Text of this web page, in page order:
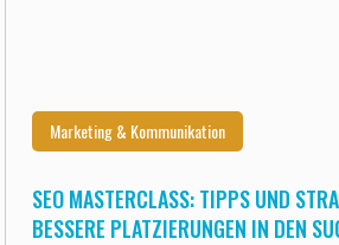
Marketing & Kommunikation
SEO MASTERCLASS: TIPPS UND
BESSERE PLATZIERUNGEN IN DEN